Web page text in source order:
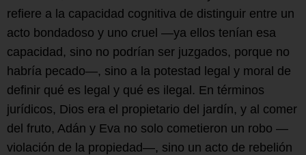
refiere a la capacidad cognitiva de distinguir entre un
acto bondadoso y uno cruel —ya ellos tenían esa
capacidad, sino no podrían ser juzgados, porque no
habría pecado—, sino a la potestad legal y moral de
definir qué es legal y qué es ilegal. En términos
jurídicos, Dios era el propietario del jardín, y al comer
del fruto, Adán y Eva no solo cometieron un robo —
violación de la propiedad—, sino un acto de rebelión